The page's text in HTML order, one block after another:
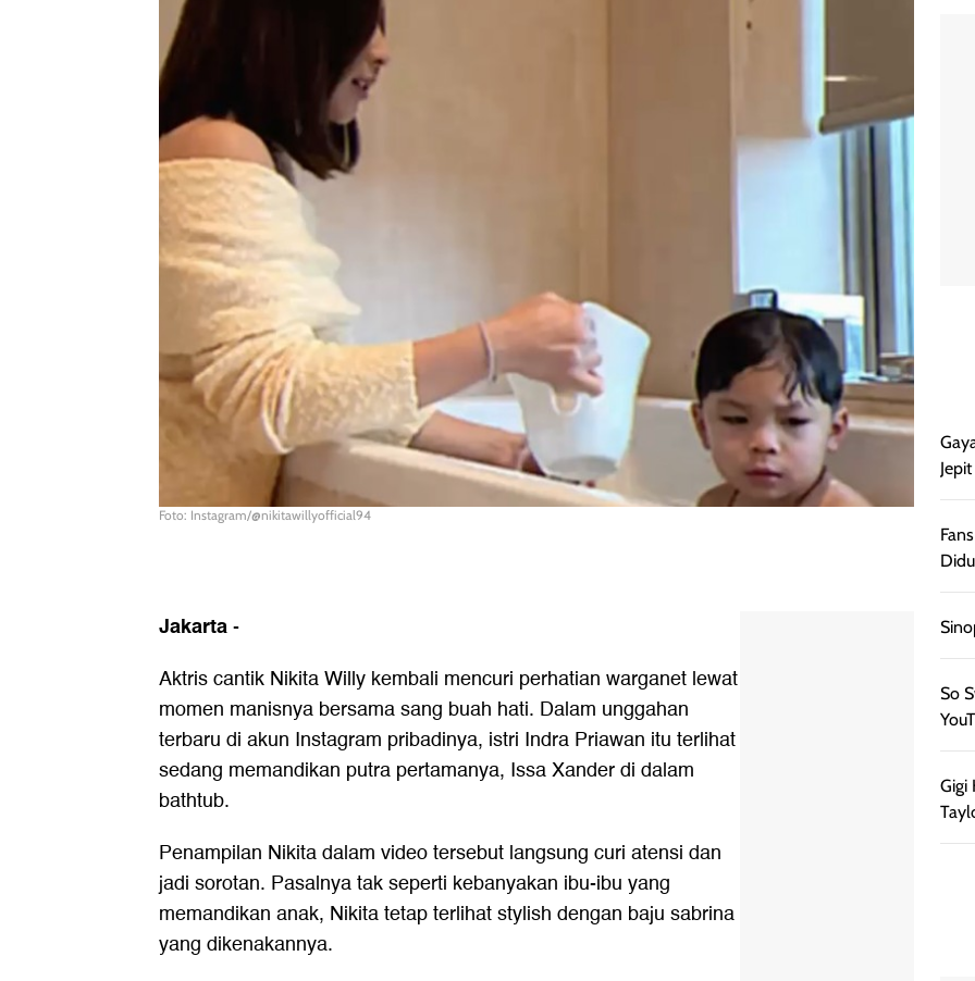
Foto: Instagram/@nikitawillyofficial94
Jakarta-
Aktris cantik Nikita Willy kembali mencuri perhatian warganet lewat
momen manisnya bersama sang buah hati. Dalam unggahan
terbaru di akun Instagram pribadinya, istri Indra Priawan itu terlihat
sedang memandikan putra pertamanya, Issa Xander di dalam
bathtub.
Penampilan Nikita dalam video tersebut langsung curi atensi dan
jadi sorotan. Pasalnya tak seperti kebanyakan ibu-ibu yang
memandikan anak, Nikita tetap terlihat stylish dengan baju sabrina
yang dikenakannya.
So
Gigi